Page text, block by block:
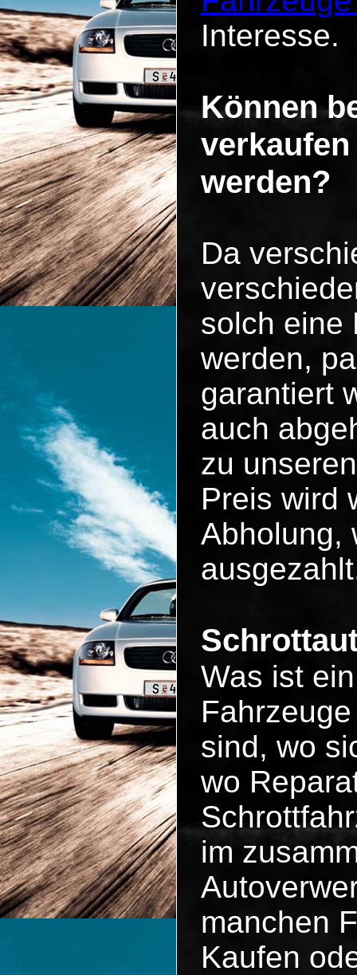
Interesse.
Können
werden?
Da
solch eine
werden,
garantiert
auch
zu
Preis wird
Abholung,
Was ist
sind, wo
wo
im
manchen
Kaufen